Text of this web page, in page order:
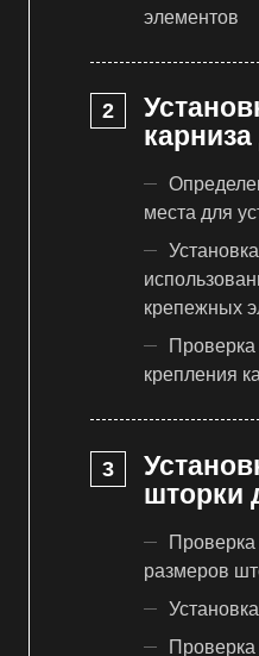
элементов
места для
крепежных
крепления
шторки
Проверка
размеров
Проверка